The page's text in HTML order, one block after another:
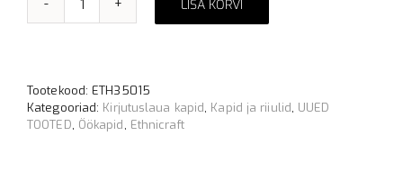
Boomerang
LISA KORVI
Alternative:
Tootekood:ETH35015
Kategooriad: Kirjutuslaua kapid, Kapid ja riiulid, UUED
TOOTED, Öökapid, Ethnicraft